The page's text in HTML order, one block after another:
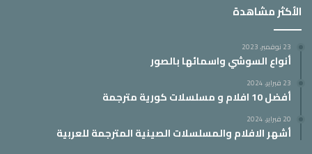
الأكثر مشاهدة
23 نوفمبر، 2023
أنواع السوشي واسمائها بالصور
23 فبراير، 2024
أفضل 10 افلام و مسلسلات كورية مترجمة
20 فبراير، 2024
أشهر الافلام والمسلسلات الصينية المترجمة للعربية